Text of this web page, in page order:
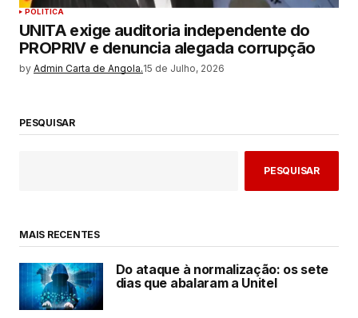
POLITICA
UNITA exige auditoria independente do
PROPRIV e denuncia alegada corrupção
by Admin Carta de Angola.15 de Julho, 2026
PESQUISAR
PESQUISAR
MAIS RECENTES
Do ataque à normalização: os sete
dias que abalaram a Unitel